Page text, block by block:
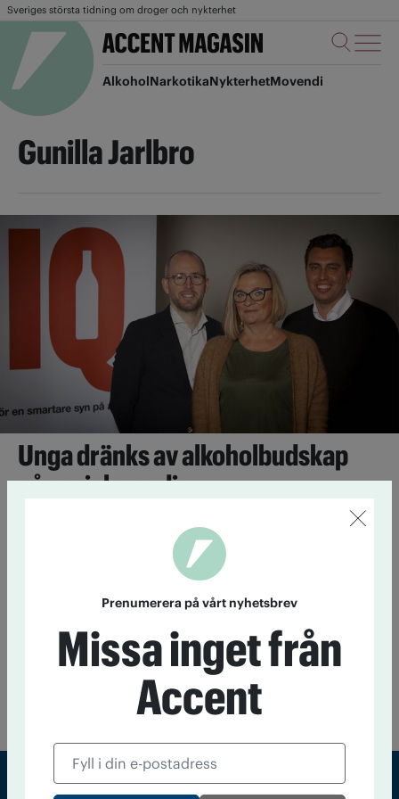
Sveriges största tidning om droger och nykterhet
AlkoholNarkotikaNykterhetMovendi
Gunilla Jarlbro
Unga dränks av alkoholbudskap
på sociala medier
En ny rapport från IQ visar att unga nås av 1
120 alkoholbudskap per månad. Samtliga positiva till alkohol.
I många fall är det svårt att avgöra om det är reklam eller
alkohol
3 februari 2015IQ:s kampanjer är som skolboksexempel. Det
omdömet fäller professor Gunilla Jarlbro efter att ha gjort en
genomgång av IQ:s aktiviteter.
Prenumerera på vårt nyhetsbrev
Missa inget från
Accent